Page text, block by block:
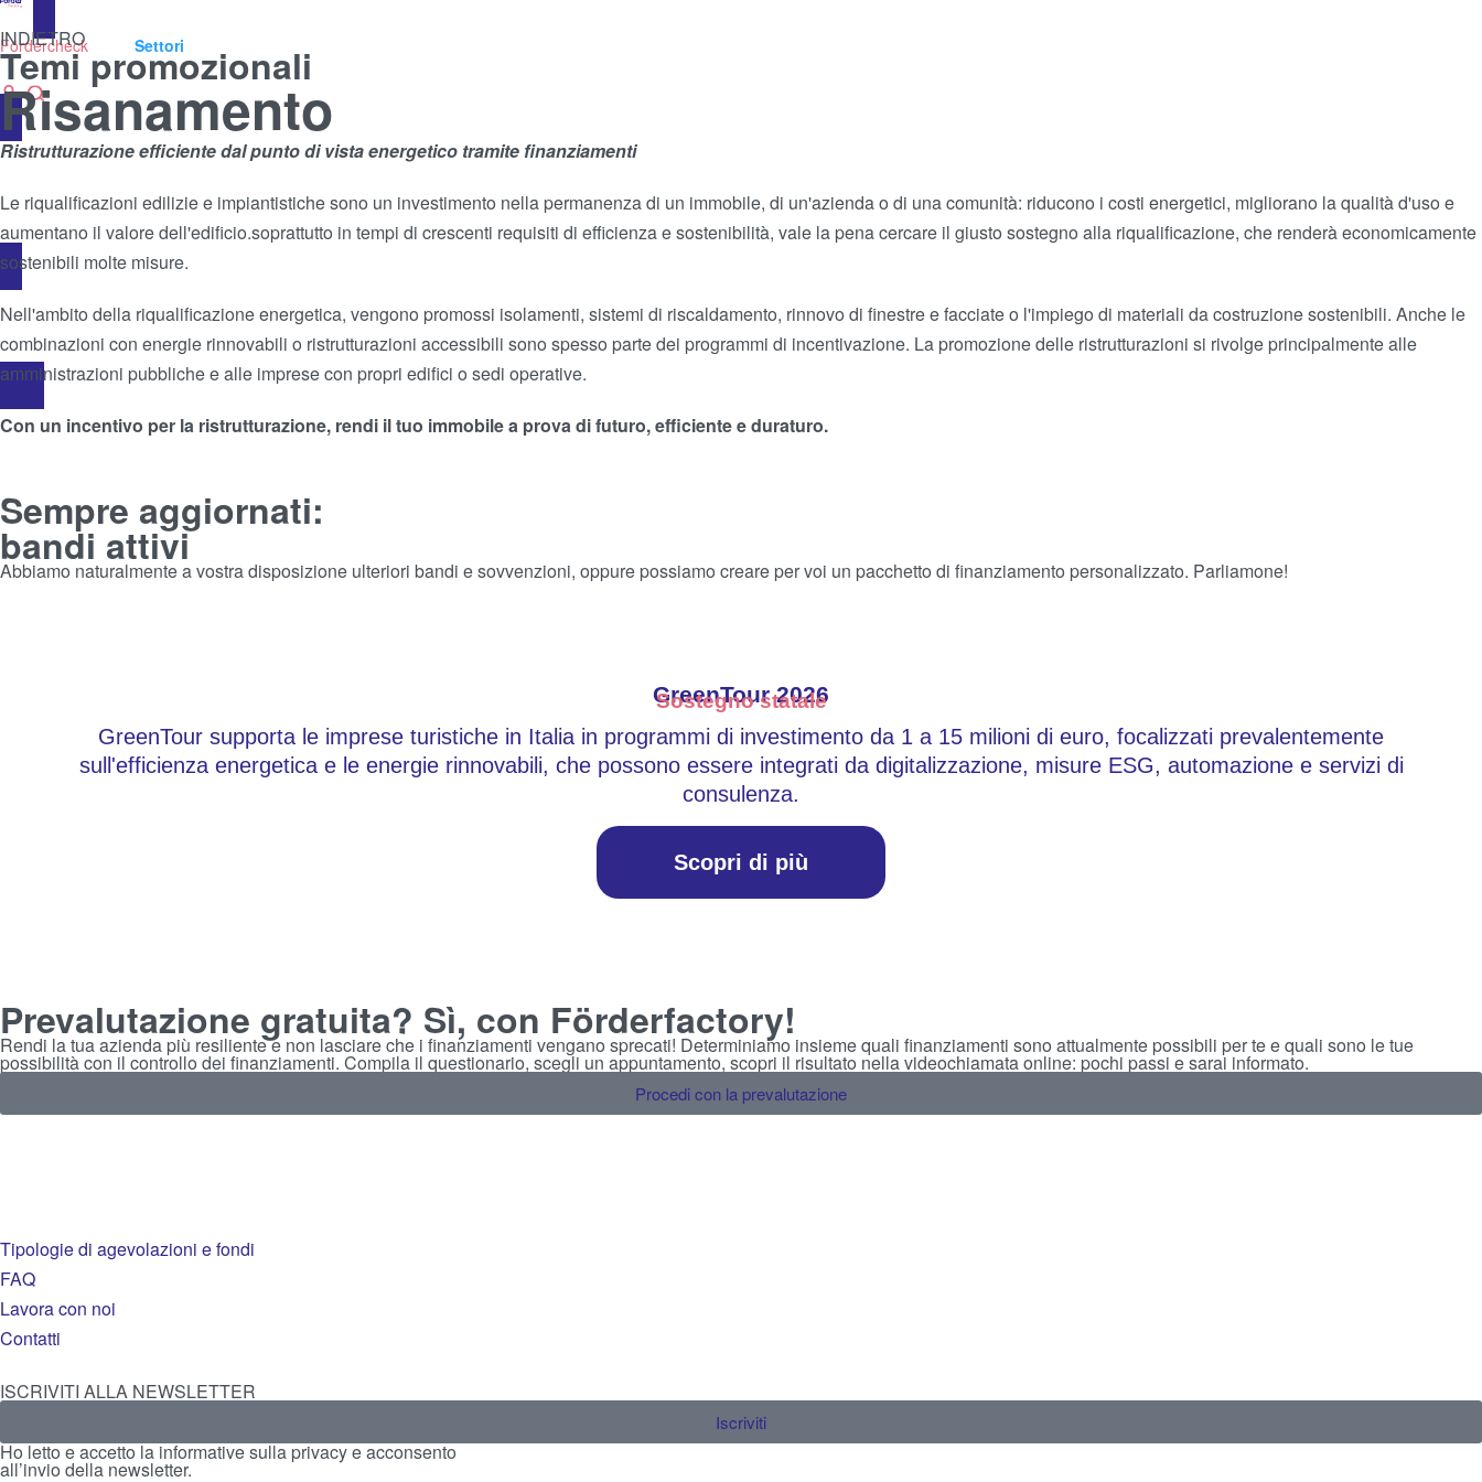
Fördercheck Settori
DE
IT
INDIETRO
Temi promozionali
Risanamento
Ristrutturazione efficiente dal punto di vista energetico tramite finanziamenti
Le riqualificazioni edilizie e impiantistiche sono un investimento nella permanenza di un immobile, di un'azienda o di una comunità: riducono i costi energetici, migliorano la qualità d'uso e
aumentano il valore dell'edificio.soprattutto in tempi di crescenti requisiti di efficienza e sostenibilità, vale la pena cercare il giusto sostegno alla riqualificazione, che renderà economicamente
sostenibili molte misure.
Nell'ambito della riqualificazione energetica, vengono promossi isolamenti, sistemi di riscaldamento, rinnovo di finestre e facciate o l'impiego di materiali da costruzione sostenibili. Anche le
combinazioni con energie rinnovabili o ristrutturazioni accessibili sono spesso parte dei programmi di incentivazione. La promozione delle ristrutturazioni si rivolge principalmente alle
amministrazioni pubbliche e alle imprese con propri edifici o sedi operative.
Con un incentivo per la ristrutturazione, rendi il tuo immobile a prova di futuro, efficiente e duraturo.
Sempre aggiornati:
bandi attivi
Abbiamo naturalmente a vostra disposizione ulteriori bandi e sovvenzioni, oppure possiamo creare per voi un pacchetto di finanziamento personalizzato. Parliamone!
GreenTour 2026
Sostegno statale
GreenTour supporta le imprese turistiche in Italia in programmi di investimento da 1 a 15 milioni di euro, focalizzati prevalentemente
sull'efficienza energetica e le energie rinnovabili, che possono essere integrati da digitalizzazione, misure ESG, automazione e servizi di
consulenza.
Scopri di più
Prevalutazione gratuita? Sì, con Förderfactory!
Rendi la tua azienda più resiliente e non lasciare che i finanziamenti vengano sprecati! Determiniamo insieme quali finanziamenti sono attualmente possibili per te e quali sono le tue
possibilità con il controllo dei finanziamenti. Compila il questionario, scegli un appuntamento, scopri il risultato nella videochiamata online: pochi passi e sarai informato.
Procedi con la prevalutazione
Tipologie di agevolazioni e fondi
FAQ
Lavora con noi
Contatti
ISCRIVITI ALLA NEWSLETTER
Iscriviti
Ho letto e accetto lainformative sulla privacye acconsento
all’invio della newsletter.